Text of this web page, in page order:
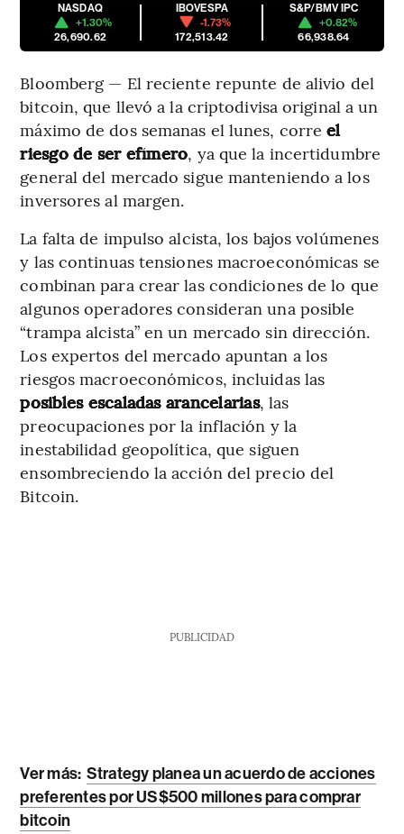
NASDAQ
+1.30%
26,690.62
IBOVESPA
-1.73%
172,513.42
S&P/BMV IPC
+0.82%
66,938.64
Bloomberg — El reciente repunte de alivio del
bitcoin, que llevó a la criptodivisa original a un
máximo de dos semanas el lunes, correel
riesgo de ser efímero, ya que la incertidumbre
general del mercado sigue manteniendo a los
inversores al margen.
La falta de impulso alcista, los bajos volúmenes
y las continuas tensiones macroeconómicas se
combinan para crear las condiciones de lo que
algunos operadores consideran una posible
“trampa alcista” en un mercado sin dirección.
Los expertos del mercado apuntan a los
riesgos macroeconómicos, incluidas las
posibles escaladas arancelarias, las
preocupaciones por la inflación y la
inestabilidad geopolítica, que siguen
ensombreciendo la acción del precio del
Bitcoin.
PUBLICIDAD
Ver más: Strategy planea un acuerdo de acciones
preferentes por US$500 millones para comprar
bitcoin